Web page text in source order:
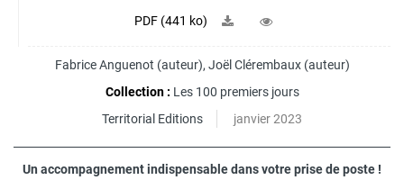
PDF (441 ko)
Fabrice Anguenot (auteur), Joël Clérembaux(auteur)
Collection : Les 100 premiers jours
Territorial Editions
janvier 2023
Un accompagnement indispensable dans votre prise de poste !